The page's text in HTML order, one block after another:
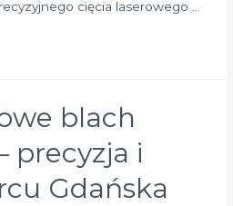
cięcia laserowego …
blach
precyzja i
Gdańska